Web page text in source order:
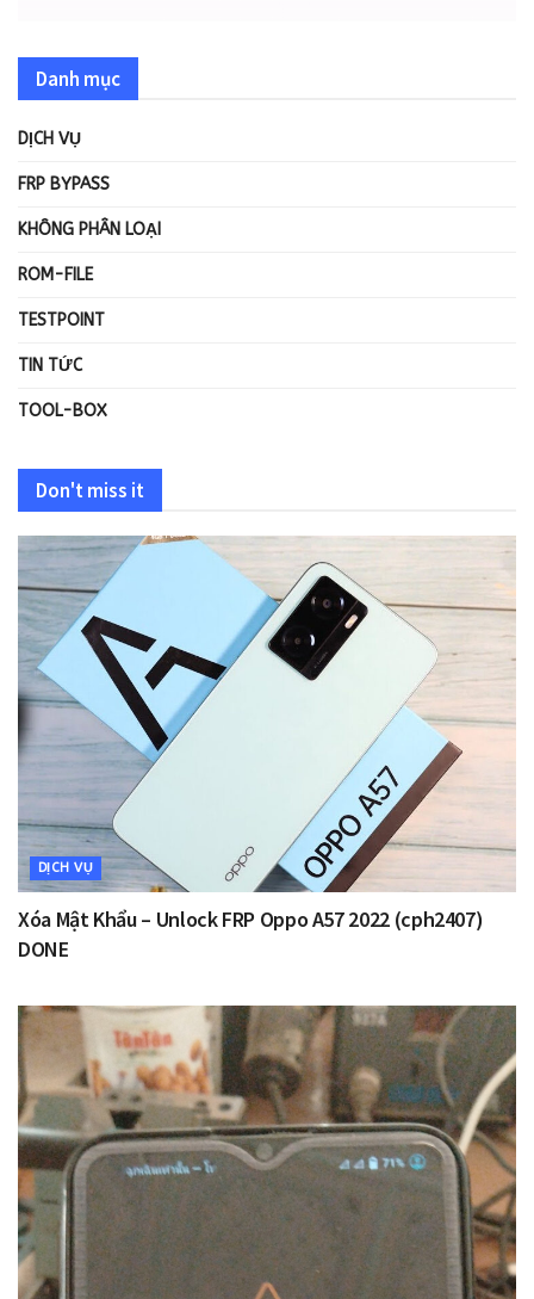
Danh mục
DỊCH VỤ
FRP BYPASS
KHÔNG PHÂN LOẠI
ROM-FILE
TESTPOINT
TIN TỨC
TOOL-BOX
Don't miss it
DỊCH VỤ
Xóa Mật Khẩu – Unlock FRP Oppo A57 2022 (cph2407)
DONE